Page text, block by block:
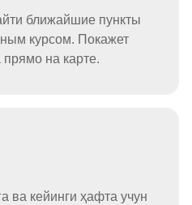
ближайшие пункты
курсом. Покажет
на карте.
ва кейинги ҳафта учун